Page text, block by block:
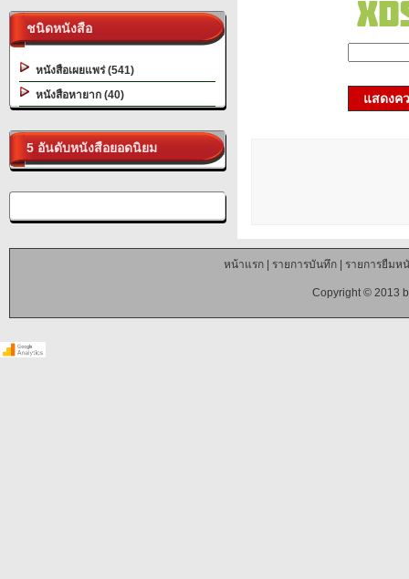
ชนิดหนังสือ
หนังสือเผยแพร่ (541)
หนังสือหายาก (40)
5 อันดับหนังสือยอดนิยม
แสดงค
หน้าแรก| รายการบันทึก| รายการยืมห
Copyright © 2013